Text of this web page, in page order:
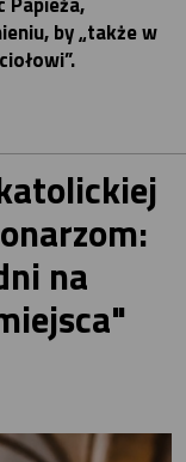
by „także w
na